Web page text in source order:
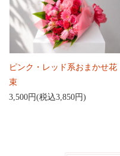
ピンク・レッド系おまかせ花
束
3,500円(税込3,850円)